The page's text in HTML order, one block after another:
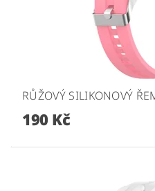
RŮŽOVÝ SILIKONOVÝ
190 Kč